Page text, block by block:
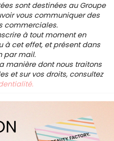
sont destinées au Groupe
vous communiquer des
commerciales.
à tout moment en
à cet effet, et présent dans
par mail.
manière dont nous traitons
et sur vos droits, consultez